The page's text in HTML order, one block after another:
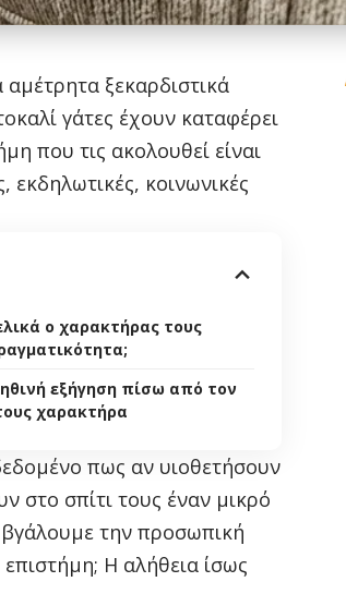
ξεκαρδιστικά
γάτες έχουν καταφέρει
που τις ακολουθεί είναι
εκδηλωτικές, κοινωνικές
ο χαρακτήρας τους
εξήγηση πίσω από τον
χαρακτήρα
πως αν υιοθετήσουν
στο σπίτι τους έναν μικρό
την προσωπική
επιστήμη; Η αλήθεια ίσως